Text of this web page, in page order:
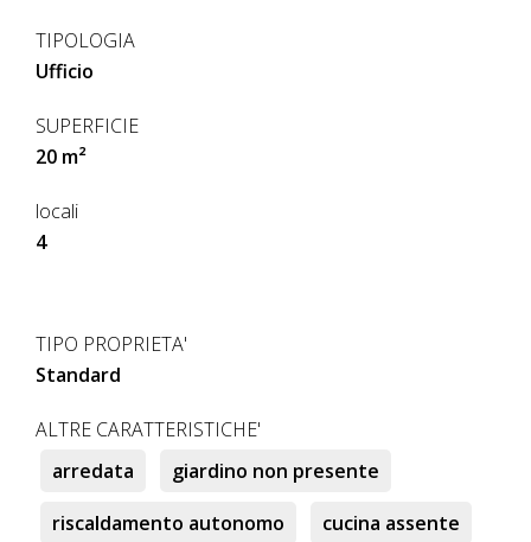
TIPOLOGIA
Ufficio
SUPERFICIE
20 m²
locali
4
TIPO PROPRIETA'
Standard
ALTRE CARATTERISTICHE'
arredata
giardino non presente
riscaldamento autonomo
cucina assente